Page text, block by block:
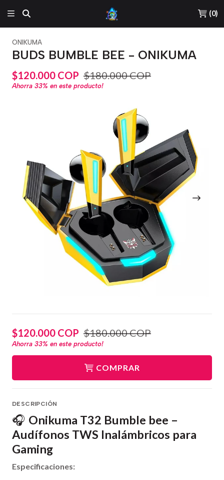
(0)
ONIKUMA
BUDS BUMBLE BEE - ONIKUMA
$120.000 COP $180.000 COP
Ahorra 33% en este producto!
$120.000 COP $180.000 COP
Ahorra 33% en este producto!
COMPRAR
DESCRIPCIÓN
🎧 Onikuma T32 Bumble bee –
Audífonos TWS Inalámbricos para
Gaming
Especificaciones: